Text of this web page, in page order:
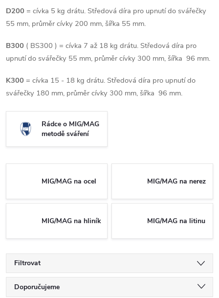
D200 = cívka 5 kg drátu. Středová díra pro upnutí do svářečky
55 mm, průměr cívky 200 mm, šířka 55 mm.
B300 ( BS300 ) = cívka 7 až 18 kg drátu. Středová díra pro
upnutí do svářečky 55 mm, průměr cívky 300 mm, šířka 96 mm.
K300 = cívka 15 - 18 kg drátu. Středová díra pro upnutí do
svářečky 180 mm, průměr cívky 300 mm, šířka 96 mm.
Rádce o MIG/MAG
metodě sváření
MIG/MAG na ocel MIG/MAG na nerez
MIG/MAG na hliník MIG/MAG na litinu
Filtrovat
Řazení produktů
Doporučujeme